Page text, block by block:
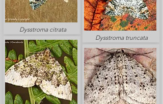
Dysstroma citrata
Dysstroma truncata